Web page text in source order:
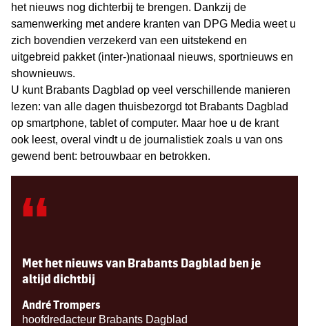
het nieuws nog dichterbij te brengen. Dankzij de
samenwerking met andere kranten van DPG Media weet u
zich bovendien verzekerd van een uitstekend en
uitgebreid pakket (inter-)nationaal nieuws, sportnieuws en
shownieuws.
U kunt Brabants Dagblad op veel verschillende manieren
lezen: van alle dagen thuisbezorgd tot Brabants Dagblad
op smartphone, tablet of computer. Maar hoe u de krant
ook leest, overal vindt u de journalistiek zoals u van ons
gewend bent: betrouwbaar en betrokken.
“
Met het nieuws van Brabants Dagblad ben je
altijd dichtbij
André Trompers
hoofdredacteur Brabants Dagblad